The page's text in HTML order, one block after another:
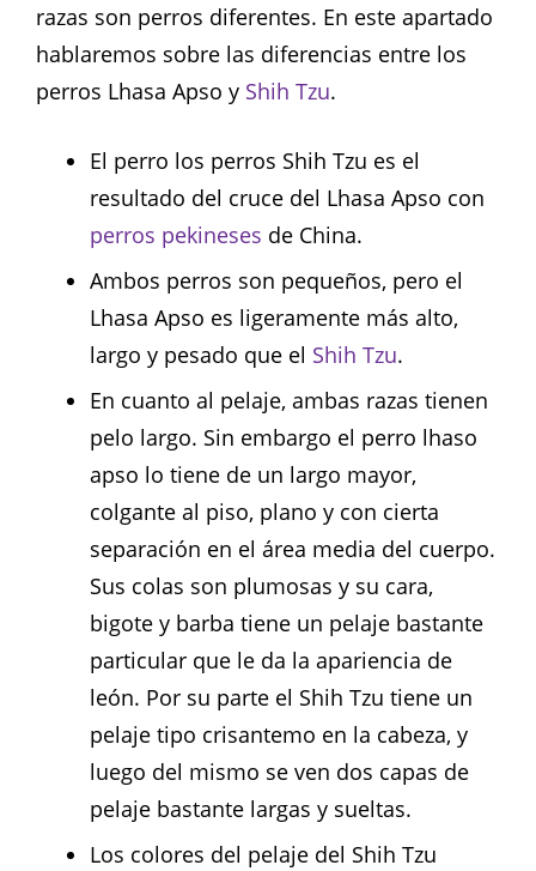
razas son perros diferentes. En este apartado
hablaremos sobre las diferencias entre los
perros Lhasa Apso y Shih Tzu.
El perro los perros Shih Tzu es el
resultado del cruce del Lhasa Apso con
perros pekineses de China.
Ambos perros son pequeños, pero el
Lhasa Apso es ligeramente más alto,
largo y pesado que el Shih Tzu.
En cuanto al pelaje, ambas razas tienen
pelo largo. Sin embargo el perro lhaso
apso lo tiene de un largo mayor,
colgante al piso, plano y con cierta
separación en el área media del cuerpo.
Sus colas son plumosas y su cara,
bigote y barba tiene un pelaje bastante
particular que le da la apariencia de
león. Por su parte el Shih Tzu tiene un
pelaje tipo crisantemo en la cabeza, y
luego del mismo se ven dos capas de
pelaje bastante largas y sueltas.
Los colores del pelaje del Shih Tzu